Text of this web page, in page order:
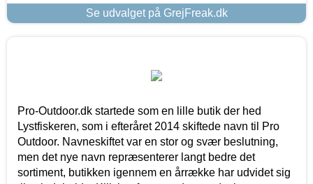
Se udvalget på GrejFreak.dk
Pro-Outdoor.dk startede som en lille butik der hed
Lystfiskeren, som i efteråret 2014 skiftede navn til Pro
Outdoor. Navneskiftet var en stor og svær beslutning,
men det nye navn repræsenterer langt bedre det
sortiment, butikken igennem en årrække har udvidet sig